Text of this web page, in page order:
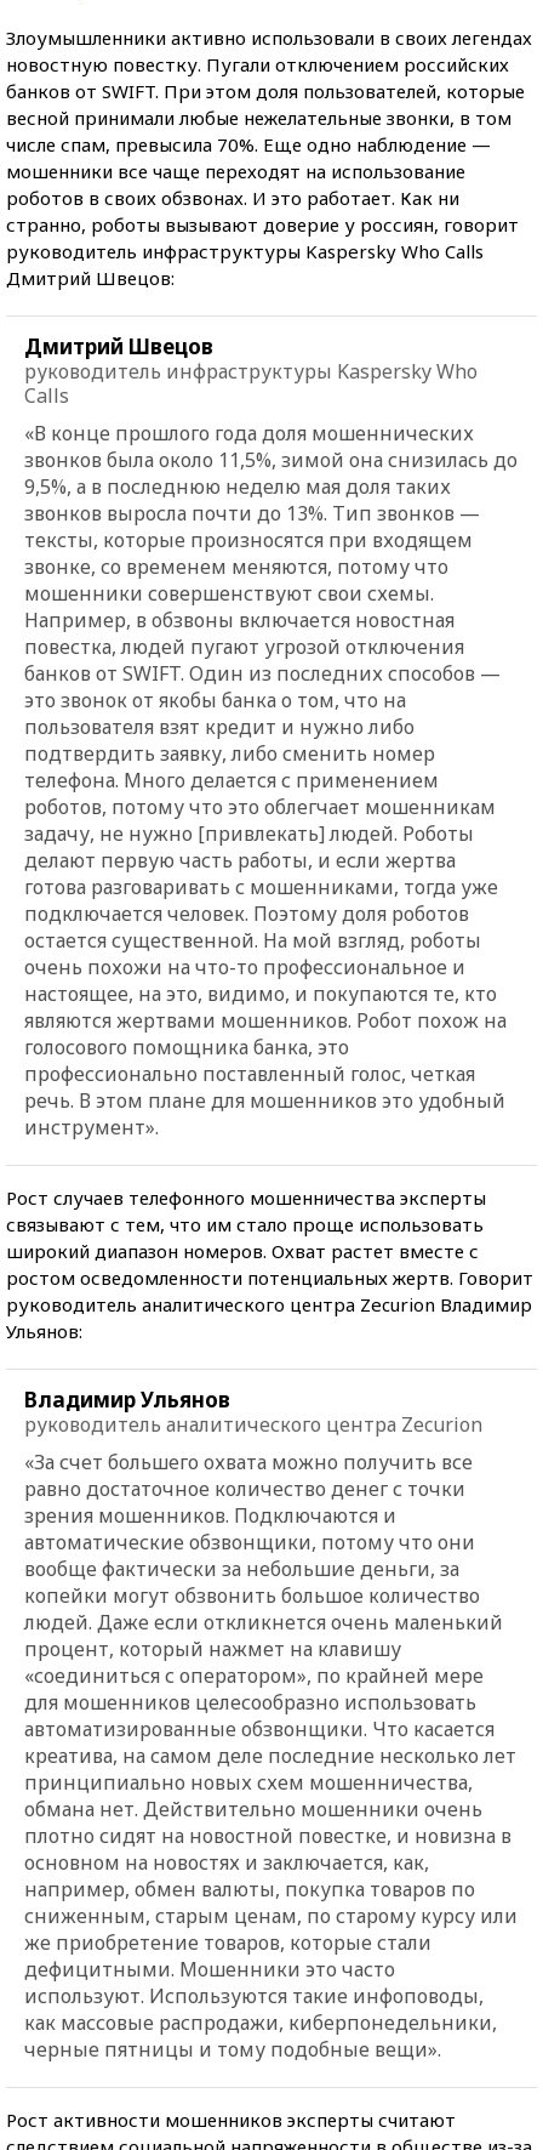
Злоумышленники активно использовали в своих легендах
новостную повестку. Пугали отключением российских
банков от SWIFT. При этом доля пользователей, которые
весной принимали любые нежелательные звонки, в том
числе спам, превысила 70%. Еще одно наблюдение —
мошенники все чаще переходят на использование
роботов в своих обзвонах. И это работает. Как ни
странно, роботы вызывают доверие у россиян, говорит
руководитель инфраструктуры Kaspersky Who Calls
Дмитрий Швецов:
Дмитрий Швецов
руководитель инфраструктуры Kaspersky Who
Calls
«В конце прошлого года доля мошеннических
звонков была около 11,5%, зимой она снизилась до
9,5%, а в последнюю неделю мая доля таких
звонков выросла почти до 13%. Тип звонков —
тексты, которые произносятся при входящем
звонке, со временем меняются, потому что
мошенники совершенствуют свои схемы.
Например, в обзвоны включается новостная
повестка, людей пугают угрозой отключения
банков от SWIFT. Один из последних способов —
это звонок от якобы банка о том, что на
пользователя взят кредит и нужно либо
подтвердить заявку, либо сменить номер
телефона. Много делается с применением
роботов, потому что это облегчает мошенникам
задачу, не нужно [привлекать] людей. Роботы
делают первую часть работы, и если жертва
готова разговаривать с мошенниками, тогда уже
подключается человек. Поэтому доля роботов
остается существенной. На мой взгляд, роботы
очень похожи на что-то профессиональное и
настоящее, на это, видимо, и покупаются те, кто
являются жертвами мошенников. Робот похож на
голосового помощника банка, это
профессионально поставленный голос, четкая
речь. В этом плане для мошенников это удобный
инструмент».
Рост случаев телефонного мошенничества эксперты
связывают с тем, что им стало проще использовать
широкий диапазон номеров. Охват растет вместе с
ростом осведомленности потенциальных жертв. Говорит
руководитель аналитического центра Zecurion Владимир
Ульянов:
Владимир Ульянов
руководитель аналитического центра Zecurion
«За счет большего охвата можно получить все
равно достаточное количество денег с точки
зрения мошенников. Подключаются и
автоматические обзвонщики, потому что они
вообще фактически за небольшие деньги, за
копейки могут обзвонить большое количество
людей. Даже если откликнется очень маленький
процент, который нажмет на клавишу
«соединиться с оператором», по крайней мере
для мошенников целесообразно использовать
автоматизированные обзвонщики. Что касается
креатива, на самом деле последние несколько лет
принципиально новых схем мошенничества,
обмана нет. Действительно мошенники очень
плотно сидят на новостной повестке, и новизна в
основном на новостях и заключается, как,
например, обмен валюты, покупка товаров по
сниженным, старым ценам, по старому курсу или
же приобретение товаров, которые стали
дефицитными. Мошенники это часто
используют. Используются такие инфоповоды,
как массовые распродажи, киберпонедельники,
черные пятницы и тому подобные вещи».
Рост активности мошенников эксперты считают